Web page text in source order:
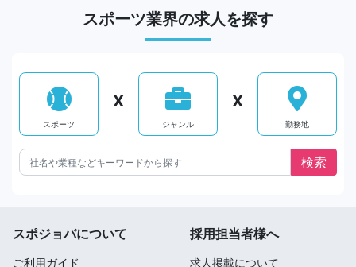
スポーツ業界の求人を探す
スポーツ
X
ジャンル
X
勤務地
スポジョバについて
ご利用ガイド
採用担当者様へ
求人掲載について